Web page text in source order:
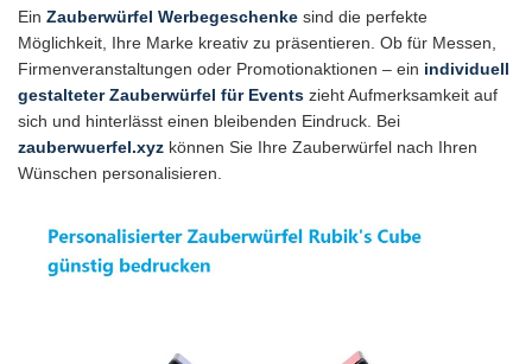
Ein Zauberwürfel Werbegeschenke sind die perfekte
Möglichkeit, Ihre Marke kreativ zu präsentieren. Ob für Messen,
Firmenveranstaltungen oder Promotionaktionen – ein individuell
gestalteter Zauberwürfel für Events zieht Aufmerksamkeit auf
sich und hinterlässt einen bleibenden Eindruck. Bei
zauberwuerfel.xyz können Sie Ihre Zauberwürfel nach Ihren
Wünschen personalisieren.